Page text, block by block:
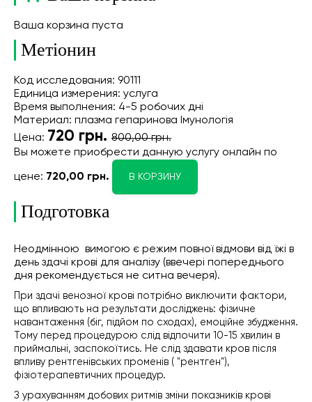
Ваша корзина пуста
Метіонин
Код исследования: 90111
Единица измерения: услуга
Время выполнения: 4-5 робочих дні
Материал: плазма гепаринова Імунологія
Цена: 720 грн. 800,00 грн.
Вы можете приобрести данную услугу онлайн по
цене: 720,00 грн. В КОРЗИНУ
Подготовка
Неодмінною вимогою є режим повної відмови від їжі в
день здачі крові для аналізу (ввечері попереднього
дня рекомендується не ситна вечеря).
При здачі венозної крові потрібно виключити фактори,
що впливають на результати досліджень: фізичне
навантаження (біг, підйом по сходах), емоційне збудження.
Тому перед процедурою слід відпочити 10-15 хвилин в
приймальні, заспокоїтись. Не слід здавати кров після
впливу рентгенівських променів ( "рентген"),
фізіотерапевтичних процедур.
З урахуванням добових ритмів зміни показників крові